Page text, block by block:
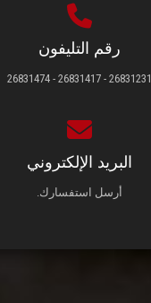
رقم التليفون
26831231 - 26831417 - 26831474
البريد الإلكتروني
أرسل استفسارك.